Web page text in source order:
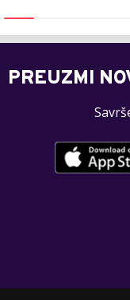
PREUZMI